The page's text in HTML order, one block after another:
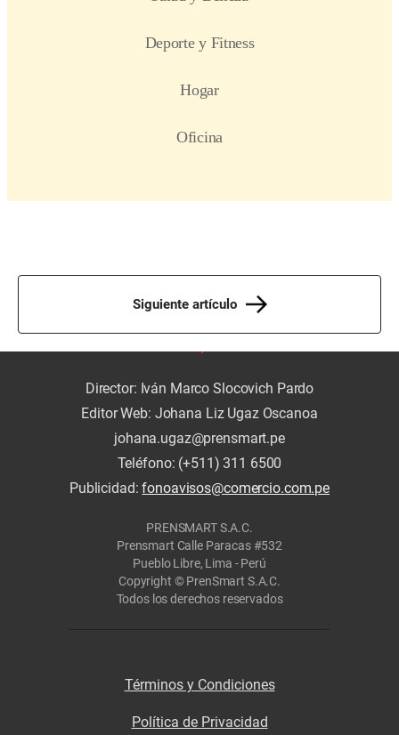
Siguiente artículo
Director: Iván Marco Slocovich Pardo
Editor Web: Johana Liz Ugaz Oscanoa
johana.ugaz@prensmart.pe
Teléfono: (+511) 311 6500
Publicidad:fonoavisos@comercio.com.pe
PRENSMART S.A.C.
Prensmart Calle Paracas #532
Pueblo Libre, Lima - Perú
Copyright © PrenSmart S.A.C.
Todos los derechos reservados
Términos y Condiciones
Política de Privacidad